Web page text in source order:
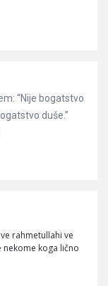
“Nije bogatstvo
duše.”
rahmetullahi ve
koga lično